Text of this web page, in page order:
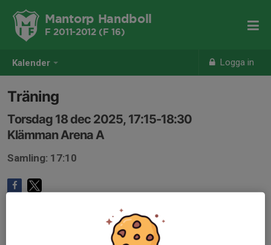
Kalender Logga in
Mantorp Handboll
F 2011-2012 (F 16)
Träning
Torsdag 18 dec 2025, 17:15-18:30
Klämman Arena A
Samling: 17:10